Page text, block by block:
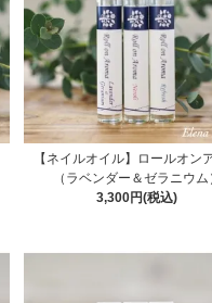
【ネイルオイル】ロールオン
（ラベンダー＆ゼラニウム
3,300円(税込)